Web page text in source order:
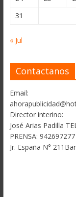
31
« Jul
Contactanos
Email:
Director interino:
José Arias Padilla
PRENSA:
Jr. España N°